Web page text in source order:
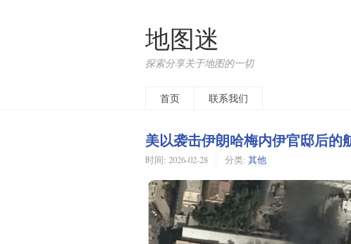
地图迷
探索分享关于地图的一切
首页
联系我们
美以袭击伊朗哈梅内伊官邸后的
时间: 2026-02-28 分类: 其他